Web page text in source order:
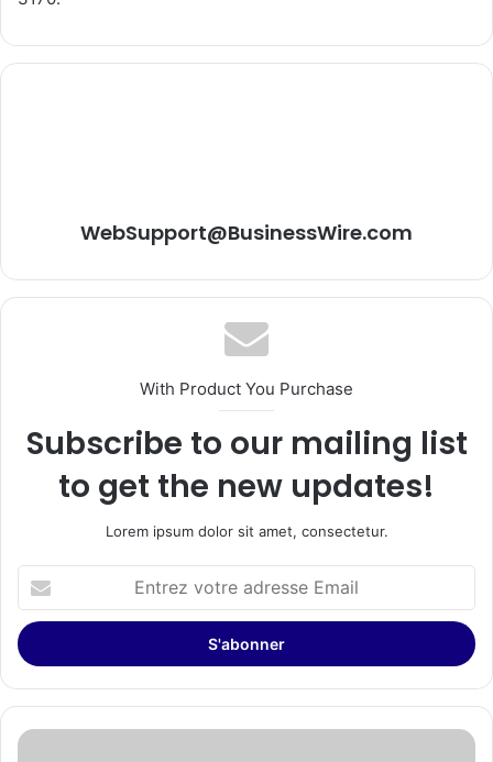
WebSupport@BusinessWire.com
With Product You Purchase
Subscribe to our mailing list
to get the new updates!
Lorem ipsum dolor sit amet, consectetur.
votre
adresse
Email
Le